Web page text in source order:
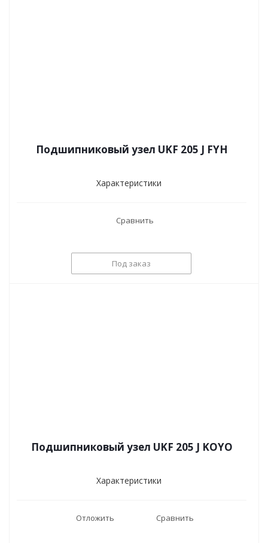
Подшипниковый узел UKF 205 J FYH
Характеристики
Сравнить
Под заказ
Подшипниковый узел UKF 205 J KOYO
Характеристики
Отложить Сравнить